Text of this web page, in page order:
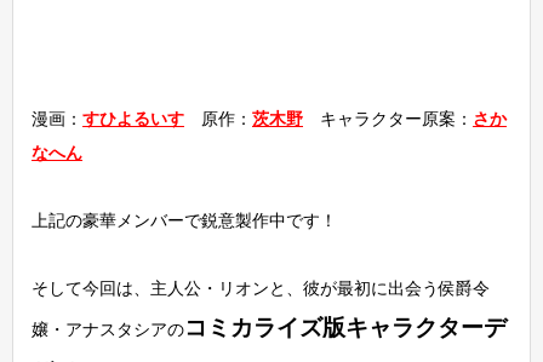
漫画： すひよるいす 原作： 茨木野 キャラクター原案： さか
なへん
上記の豪華メンバーで鋭意製作中です！
そして今回は、主人公・リオンと、彼が最初に出会う侯爵令
嬢・アナスタシアのコミカライズ版キャラクターデ